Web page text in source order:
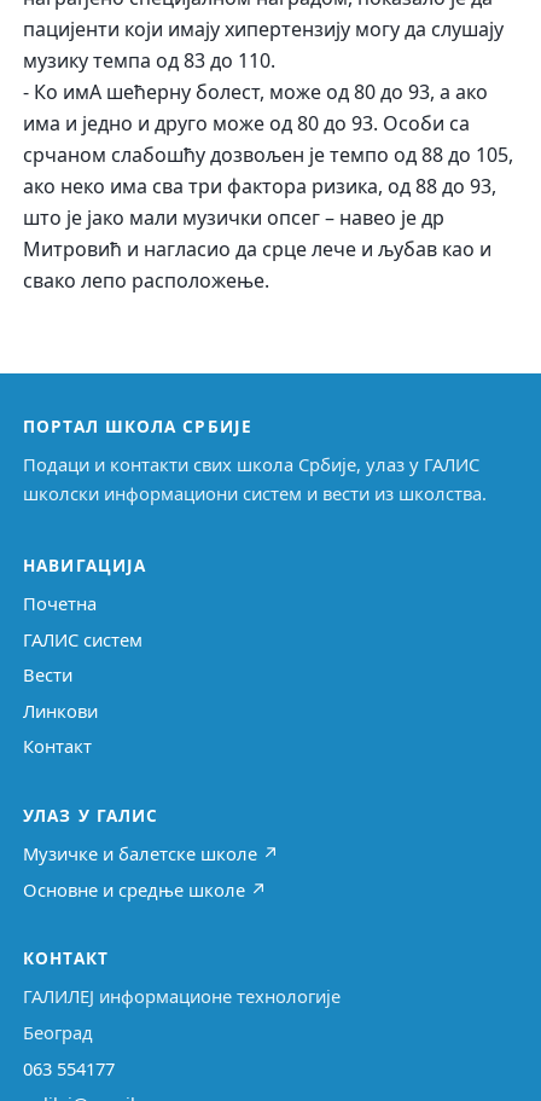
пацијенти који имају хипертензију могу да слушају
музику темпа од 83 до 110.
- Ко имА шећерну болест, може од 80 до 93, а ако
има и једно и друго може од 80 до 93. Особи са
срчаном слабошћу дозвољен је темпо од 88 до 105,
ако неко има сва три фактора ризика, од 88 до 93,
што је јако мали музички опсег – навео је др
Митровић и нагласио да срце лече и љубав као и
свако лепо расположење.
ПОРТАЛ ШКОЛА СРБИЈЕ
Подаци и контакти свих школа Србије, улаз у ГАЛИС
школски информациони систем и вести из школства.
НАВИГАЦИЈА
Почетна
ГАЛИС систем
Вести
Линкови
Контакт
УЛАЗ У ГАЛИС
Музичке и балетске школе ↗
Основне и средње школе ↗
КОНТАКТ
ГАЛИЛЕЈ информационе технологије
Београд
063 554177